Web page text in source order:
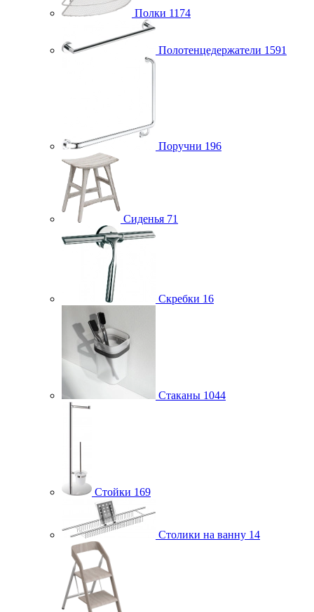
Полки 1174
Полотенцедержатели 1591
Поручни 196
Сиденья 71
Скребки 16
Стаканы 1044
Стойки 169
Столики на ванну 14